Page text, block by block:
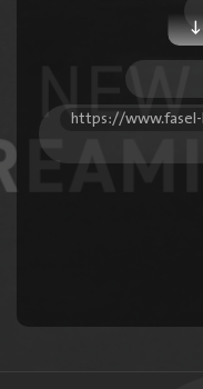
https://www.fasel-